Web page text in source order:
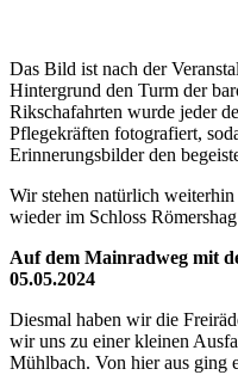
Das Bild ist nach der
Hintergrund den Turm der
Rikschafahrten wurde jeder
Pflegekräften fotografiert,
Erinnerungsbilder den
Wir stehen natürlich
wieder im Schloss
Auf dem Mainradweg mit
05.05.2024
Diesmal haben wir die
wir uns zu einer kleinen
Mühlbach. Von hier aus ging